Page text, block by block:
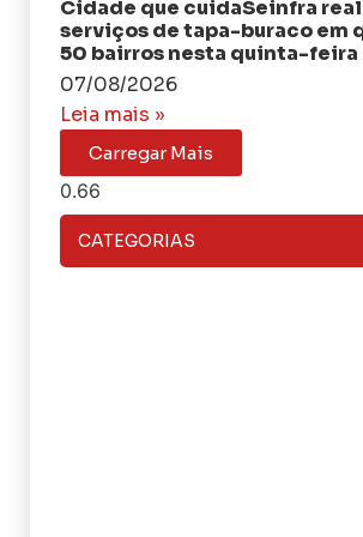
Cidade que cuidaSeinfra
serviços de tapa-buraco em
50 bairros nesta quinta-feira
07/08/2026
Leia mais »
Carregar Mais
CATEGORIAS